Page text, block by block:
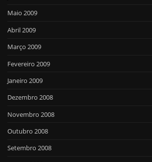
Maio 2009
Abril 2009
Março 2009
Fevereiro 2009
Janeiro 2009
Dezembro 2008
Novembro 2008
Outubro 2008
Setembro 2008